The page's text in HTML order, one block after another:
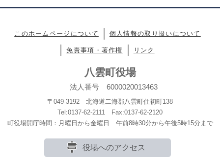
このホームページについて 個人情報の取り扱いについて
免責事項・著作権 リンク
八雲町役場
法人番号 6000020013463
〒049-3192 北海道二海郡八雲町住初町138
Tel:0137-62-2111 Fax:0137-62-2120
町役場開庁時間：月曜日から金曜日 午前8時30分から午後5時15分まで
役場へのアクセス